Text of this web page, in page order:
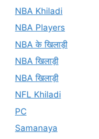
NBA Khiladi
NBA Players
NBA के खिलाड़ी
NBA खिलाड़ी
NBA खिलाड़ी
NFL Khiladi
PC
Samanaya